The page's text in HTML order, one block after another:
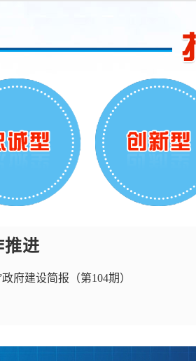
推进
府建设简报（第104期）